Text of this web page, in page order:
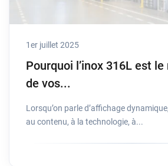
1er juillet 2025
Pourquoi l’inox 316L est
de vos...
Lorsqu’on parle d’affichage
au contenu, à la technologie, à...